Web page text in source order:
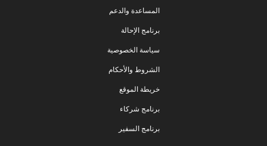
المساعدة والدعم
برنامج الإحالة
سياسة الخصوصية
الشروط والأحكام
خريطة الموقع
برنامج شركاء
برنامج السفير